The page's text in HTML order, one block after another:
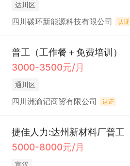
达川区
四川碳环新能源科技有限公司 认证
普工（工作餐＋免费培训）
3000-3500元/月
通川区
四川洲渝记商贸有限公司 认证
捷佳人力:达州新材料厂普工
5000-8000元/月